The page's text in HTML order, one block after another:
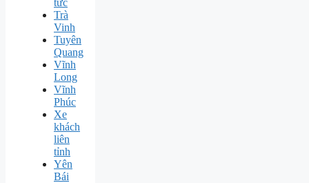
tức
Trà
Vinh
Tuyên
Quang
Vĩnh
Long
Vĩnh
Phúc
Xe
khách
liên
tỉnh
Yên
Bái